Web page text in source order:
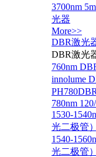
3700nm
光器
More>>
DBR激光
DBR激光
760nm
innolume
780nm
1530-
光二极管）
1540-
光二极管）